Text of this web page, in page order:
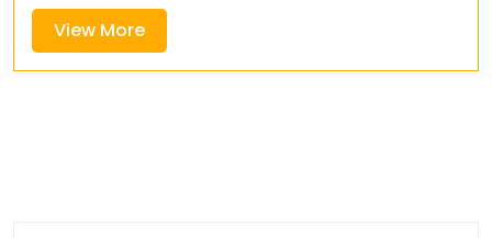
View MoreView
More